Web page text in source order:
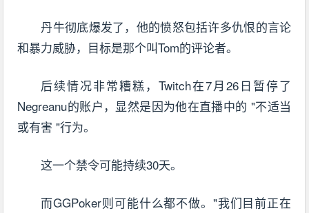
丹牛彻底爆发了，他的愤怒包括许多仇恨的言论
和暴力威胁，目标是那个叫Tom的评论者。
后续情况非常糟糕，Twitch在7月26日暂停了
Negreanu的账户，显然是因为他在直播中的 "不适当
或有害 "行为。
这一个禁令可能持续30天。
而GGPoker则可能什么都不做。"我们目前正在